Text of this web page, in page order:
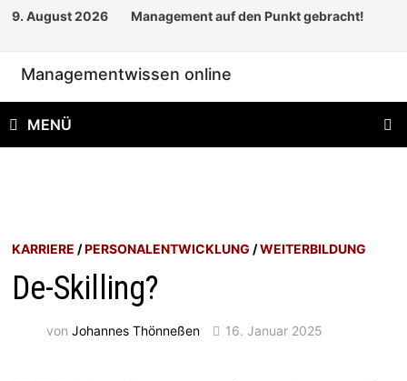
Zum
9. August 2026 Management auf den Punkt gebracht!
Managementwissen online
MENÜ
KARRIERE /PERSONALENTWICKLUNG /WEITERBILDUNG
De-Skilling?
vonJohannes Thönneßen 16. Januar 2025